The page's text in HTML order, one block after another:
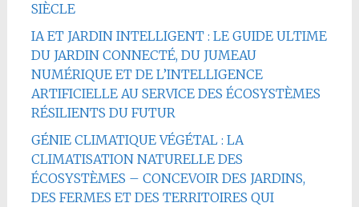
SIÈCLE
IA ET JARDIN INTELLIGENT : LE GUIDE ULTIME
DU JARDIN CONNECTÉ, DU JUMEAU
NUMÉRIQUE ET DE L’INTELLIGENCE
ARTIFICIELLE AU SERVICE DES ÉCOSYSTÈMES
RÉSILIENTS DU FUTUR
GÉNIE CLIMATIQUE VÉGÉTAL : LA
CLIMATISATION NATURELLE DES
ÉCOSYSTÈMES – CONCEVOIR DES JARDINS,
DES FERMES ET DES TERRITOIRES QUI